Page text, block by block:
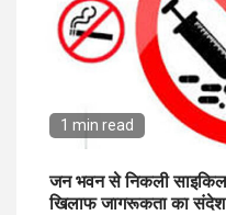
1 min read
जन भवन से निकली साइकिल
खिलाफ जागरूकता का संदेश